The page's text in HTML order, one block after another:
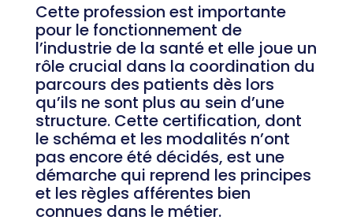
Cette profession est importante
pour le fonctionnement de
l’industrie de la santé et elle joue un
rôle crucial dans la coordination du
parcours des patients dès lors
qu’ils ne sont plus au sein d’une
structure. Cette certification, dont
le schéma et les modalités n’ont
pas encore été décidés, est une
démarche qui reprend les principes
et les règles afférentes bien
connues dans le métier.